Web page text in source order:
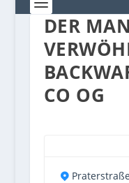
DER
CO OG